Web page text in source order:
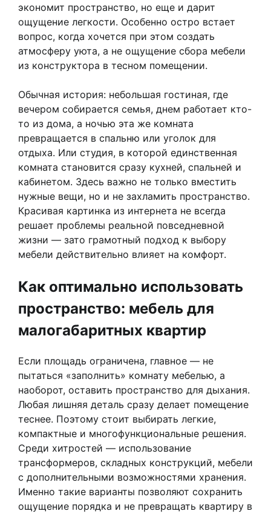
экономит пространство, но еще и дарит
ощущение легкости. Особенно остро встает
вопрос, когда хочется при этом создать
атмосферу уюта, а не ощущение сбора мебели
из конструктора в тесном помещении.
Обычная история: небольшая гостиная, где
вечером собирается семья, днем работает кто-
то из дома, а ночью эта же комната
превращается в спальню или уголок для
отдыха. Или студия, в которой единственная
комната становится сразу кухней, спальней и
кабинетом. Здесь важно не только вместить
нужные вещи, но и не захламить пространство.
Красивая картинка из интернета не всегда
решает проблемы реальной повседневной
жизни — зато грамотный подход к выбору
мебели действительно влияет на комфорт.
Как оптимально использовать
пространство: мебель для
малогабаритных квартир
Если площадь ограничена, главное — не
пытаться «заполнить» комнату мебелью, а
наоборот, оставить пространство для дыхания.
Любая лишняя деталь сразу делает помещение
теснее. Поэтому стоит выбирать легкие,
компактные и многофункциональные решения.
Среди хитростей — использование
трансформеров, складных конструкций, мебели
с дополнительными возможностями хранения.
Именно такие варианты позволяют сохранить
ощущение порядка и не превращать квартиру в